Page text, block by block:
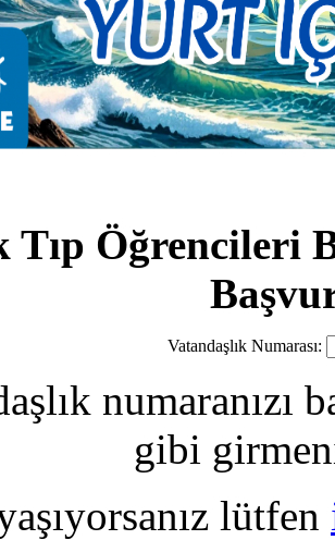
Tıp Öğrencileri
Vatandaşlık Numarası:
gibi
lütfen